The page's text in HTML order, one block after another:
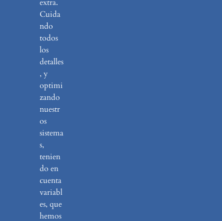
extra.
Cuida
ndo
todos
los
detalles
, y
optimi
zando
nuestr
os
sistema
s,
tenien
do en
cuenta
variabl
es, que
hemos